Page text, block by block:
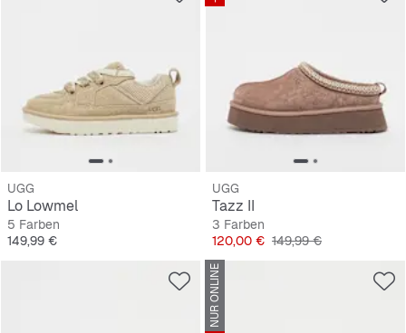
UGG
Lo Lowmel
5 Farben
Preis
149,99 €
UGG
Tazz II
3 Farben
Preis
120,00 € Originalpreis
149,99 €
NUR ONLINE